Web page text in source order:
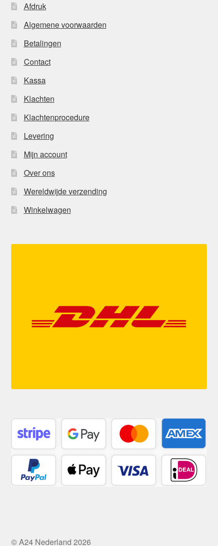
Afdruk
Algemene voorwaarden
Betalingen
Contact
Kassa
Klachten
Klachtenprocedure
Levering
Mijn account
Over ons
Wereldwijde verzending
Winkelwagen
© A24 Nederland 2026